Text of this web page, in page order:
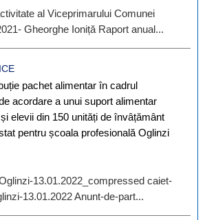
al Viceprimarului Comunei
Gheorghe Ioniță Raport anual...
pachet alimentar în cadrul
acordare a unui suport alimentar
elevii din 150 unități de învâțământ
pentru școala profesională Oglinzi
13.01.2022_compressed caiet-
13.01.2022 Anunt-de-part...